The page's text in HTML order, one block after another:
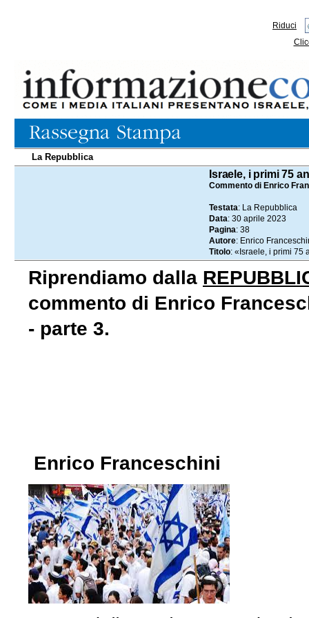
Riduci
La Repubblica
Israele, i primi 75
Commento di Enrico
Testata: La Repubblica
Data: 30 aprile 2023
Pagina: 38
Autore: Enrico
Titolo: «Israele, i primi 75
Riprendiamo dalla
commento di Enrico
- parte 3.
Enrico Franceschini